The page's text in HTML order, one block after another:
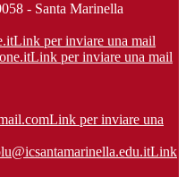
- Santa Marinella
Link per inviare una mail
Link per inviare una mail
Link per inviare una
Link